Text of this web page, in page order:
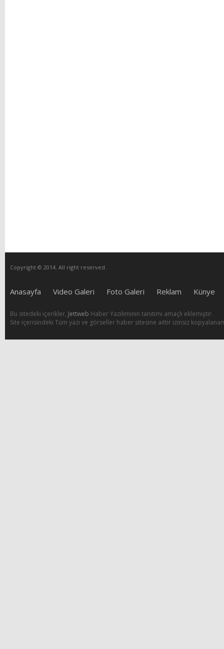
Copyright © 2014. All right reserved.
Anasayfa Video Galeri Foto Galeri Reklam Künye
Bu sitedeki içerikler, Jettweb Haber Yazılımının tanıtımı amaçlı eklemiştir.
Site içerisindeki Tüm yazı ve görseller haber sitesine aittir izinsiz